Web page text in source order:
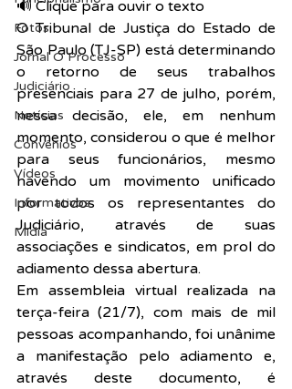
Fotos
Jornal O Processo
Judiciário
Notícias
Convênios
Vídeos
Informativos
Midia
🔊 Clique para ouvir o texto
O Tribunal de Justiça do Estado de
São Paulo (TJ-SP) está determinando
o retorno de seus trabalhos
presenciais para 27 de julho, porém,
nessa decisão, ele, em nenhum
momento, considerou o que é melhor
para seus funcionários, mesmo
havendo um movimento unificado
por todos os representantes do
Judiciário, através de suas
associações e sindicatos, em prol do
adiamento dessa abertura.
Em assembleia virtual realizada na
terça-feira (21/7), com mais de mil
pessoas acompanhando, foi unânime
a manifestação pelo adiamento e,
através deste documento, é